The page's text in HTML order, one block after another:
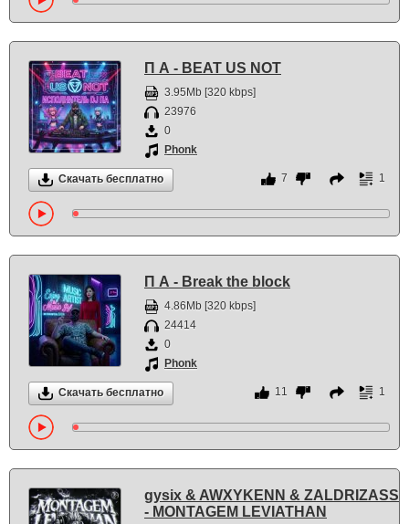
П А - BEAT US NOT
3.95Mb [320 kbps]
23976
0
Phonk
Скачать бесплатно 7 1
П А - Break the block
4.86Mb [320 kbps]
24414
0
Phonk
Скачать бесплатно 11 1
gysix & AWXYKENN & ZALDRIZASS
- MONTAGEM LEVIATHAN